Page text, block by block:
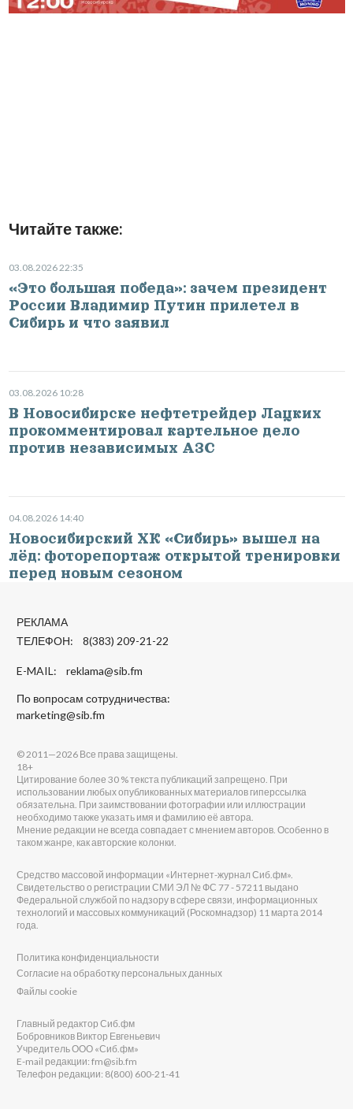
Читайте также:
03.08.2026 22:35
«Это большая победа»: зачем президент
России Владимир Путин прилетел в
Сибирь и что заявил
03.08.2026 10:28
В Новосибирске нефтетрейдер Лацких
прокомментировал картельное дело
против независимых АЗС
04.08.2026 14:40
Новосибирский ХК «Сибирь» вышел на
лёд: фоторепортаж открытой тренировки
перед новым сезоном
РЕКЛАМА
ТЕЛЕФОН: 8(383) 209-21-22
E-MAIL: reklama@sib.fm
По вопросам сотрудничества:
marketing@sib.fm
© 2011—2026 Все права защищены.
18+
Цитирование более 30 % текста публикаций запрещено. При
использовании любых опубликованных материалов гиперссылка
обязательна. При заимствовании фотографии или иллюстрации
необходимо также указать имя и фамилию её автора.
Мнение редакции не всегда совпадает с мнением авторов. Особенно в
таком жанре, как авторские колонки.
Средство массовой информации «Интернет-журнал Сиб.фм».
Свидетельство о регистрации СМИ ЭЛ № ФС 77 - 57211 выдано
Федеральной службой по надзору в сфере связи, информационных
технологий и массовых коммуникаций (Роскомнадзор) 11 марта 2014
года.
Политика конфиденциальности
Согласие на обработку персональных данных
Файлы cookie
Главный редактор Сиб.фм
Бобровников Виктор Евгеньевич
Учредитель ООО «Сиб.фм»
E-mail редакции: fm@sib.fm
Телефон редакции: 8(800) 600-21-41